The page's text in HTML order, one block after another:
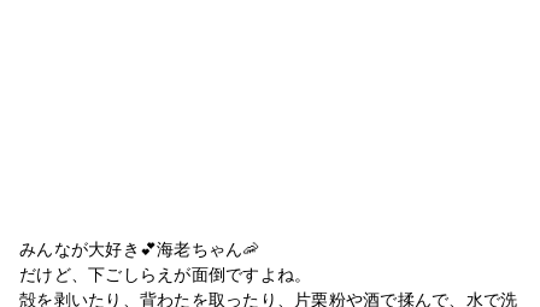
みんなが大好き💕海老ちゃん🦐
だけど、下ごしらえが面倒ですよね。
殻を剥いたり、背わたを取ったり、片栗粉や酒で揉んで、水で洗